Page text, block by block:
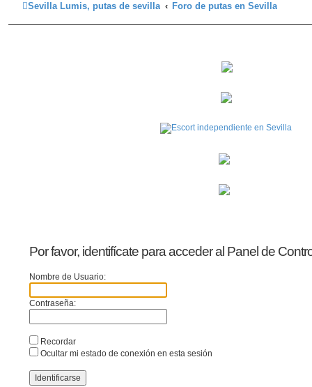
Sevilla Lumis, putas de sevilla Foro de putas en Sevilla
Por favor, identifícate para acceder al Panel de
Nombre de Usuario:
Contraseña:
Recordar
Ocultar mi estado de conexión en esta sesión